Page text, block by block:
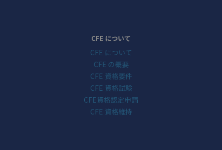
CFE について
CFE について
CFE の概要
CFE 資格要件
CFE 資格試験
CFE資格認定申請
CFE 資格維持